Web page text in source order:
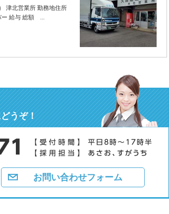
津北営業所 勤務地住所
ー 給与 総額 ...
うぞ！
お問い合わせフォーム